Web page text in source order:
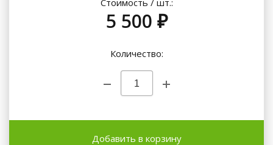
5 500 ₽
Количество:
Добавить в корзину